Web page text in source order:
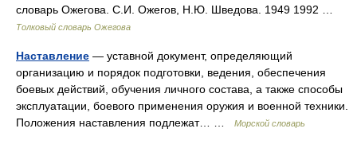
словарь Ожегова. С.И. Ожегов, Н.Ю. Шведова. 1949 1992 …
Толковый словарь Ожегова
Наставление — уставной документ, определяющий
организацию и порядок подготовки, ведения, обеспечения
боевых действий, обучения личного состава, а также способы
эксплуатации, боевого применения оружия и военной техники.
Положения наставления подлежат… …
Морской словарь